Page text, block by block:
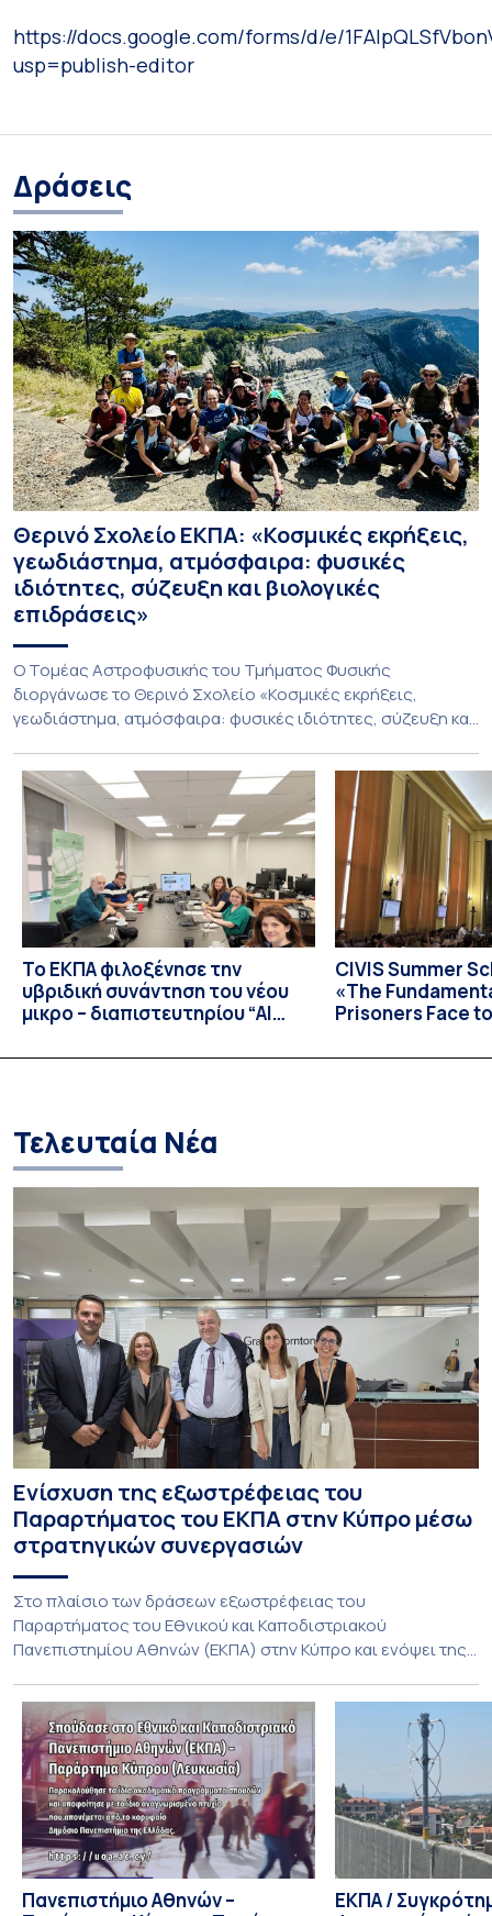
https://docs.google.com/forms/d/e/
usp=publish-editor
Δράσεις
Θερινό Σχολείο ΕΚΠΑ: «Κοσμικές εκρήξεις,
γεωδιάστημα, ατμόσφαιρα: φυσικές
ιδιότητες, σύζευξη και βιολογικές
επιδράσεις»
Ο Τομέας Αστροφυσικής του Τμήματος Φυσικής
διοργάνωσε το Θερινό Σχολείο «Κοσμικές εκρήξεις,
γεωδιάστημα, ατμόσφαιρα: φυσικές ιδιότητες, σύζευξη και
Ιουλίου 2026 υπό τον συντονισμό του Καθηγητή Ιωάννη
Δαγκλή. Το Σχολείο φιλοξενήθηκε από το Ίδρυμα της
Βουλής των Ελλήνων για τον Κοινοβουλευτισμό και τη
Δημοκρατία στο Πάρκο Εθνικής Συμφιλίωσης, σε
απομακρυσμένο […]
Το ΕΚΠΑ φιλοξένησε την
υβριδική συνάντηση του νέου
μικρο – διαπιστευτηρίου “AI
Creation”
CIVIS Summer
«The
Prisoners Face
Prison Realities
Τελευταία Νέα
Ενίσχυση της εξωστρέφειας του
Παραρτήματος του ΕΚΠΑ στην Κύπρο μέσω
στρατηγικών συνεργασιών
Στο πλαίσιο των δράσεων εξωστρέφειας του
Παραρτήματος του Εθνικού και Καποδιστριακού
Πανεπιστημίου Αθηνών (ΕΚΠΑ) στην Κύπρο και ενόψει της
Τμήματος Οικονομικών Επιστημών και του Τμήματος
Διοίκησης Επιχειρήσεων και Οργανισμών τον Σεπτέμβριο
του 2026, ο Κοσμήτορας της Σχολής Οικονομικών και
Πολιτικών Επιστημών, Καθηγητής Νικόλαος Ηρειώτης, και ο
Πρόεδρος του Τμήματος […]
Πανεπιστήμιο Αθηνών –
ΕΚΠΑ /